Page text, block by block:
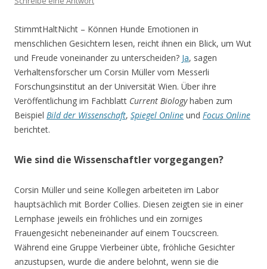
StimmtHaltNicht – Können Hunde Emotionen in
menschlichen Gesichtern lesen, reicht ihnen ein Blick, um Wut
und Freude voneinander zu unterscheiden? Ja, sagen
Verhaltensforscher um Corsin Müller vom Messerli
Forschungsinstitut an der Universität Wien. Über ihre
Veröffentlichung im Fachblatt Current Biologyhaben zum
Beispiel Bild der Wissenschaft, Spiegel Online und Focus Online
berichtet.
Wie sind die Wissenschaftler vorgegangen?
Corsin Müller und seine Kollegen arbeiteten im Labor
hauptsächlich mit Border Collies. Diesen zeigten sie in einer
Lernphase jeweils ein fröhliches und ein zorniges
Frauengesicht nebeneinander auf einem Toucscreen.
Während eine Gruppe Vierbeiner übte, fröhliche Gesichter
anzustupsen, wurde die andere belohnt, wenn sie die